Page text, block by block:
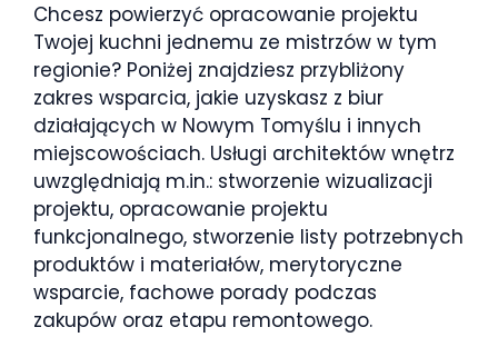
Chcesz powierzyć opracowanie projektu
Twojej kuchni jednemu ze mistrzów w tym
regionie? Poniżej znajdziesz przybliżony
zakres wsparcia, jakie uzyskasz z biur
działających w Nowym Tomyślu i innych
miejscowościach. Usługi architektów wnętrz
uwzględniają m.in.: stworzenie wizualizacji
projektu, opracowanie projektu
funkcjonalnego, stworzenie listy potrzebnych
produktów i materiałów, merytoryczne
wsparcie, fachowe porady podczas
zakupów oraz etapu remontowego.